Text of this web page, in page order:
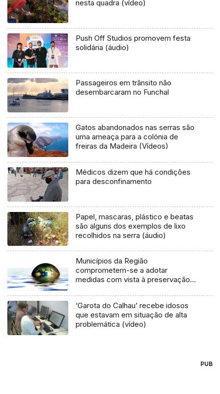
nesta quadra (vídeo)
Push Off Studios promovem festa
solidária (áudio)
Passageiros em trânsito não
desembarcaram no Funchal
Gatos abandonados nas serras são
uma ameaça para a colónia de
freiras da Madeira (Vídeos)
Médicos dizem que há condições
para desconfinamento
Papel, mascaras, plástico e beatas
são alguns dos exemplos de lixo
recolhidos na serra (áudio)
Municípios da Região
comprometem-se a adotar
medidas com vista à preservação
‘Garota do Calhau’ recebe idosos
que estavam em situação de alta
problemática (vídeo)
PUB